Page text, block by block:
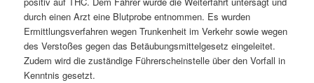
durch einen Arzt eine Blutprobe entnommen. Es wurden
Ermittlungsverfahren wegen Trunkenheit im Verkehr sowie wegen
des Verstoßes gegen das Betäubungsmittelgesetz eingeleitet.
Zudem wird die zuständige Führerscheinstelle über den Vorfall in
Kenntnis gesetzt.